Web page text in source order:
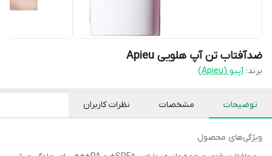
ضدآفتاب تن آپ هلویی Apieu
برند: آپیو (Apieu)
توضیحات مشخصات نظرات کاربران
ویژگی‌های محصول